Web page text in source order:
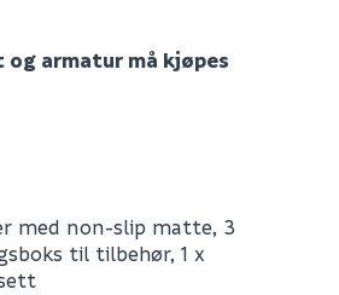
og armatur må kjøpes
med non-slip matte, 3
til tilbehør, 1 x